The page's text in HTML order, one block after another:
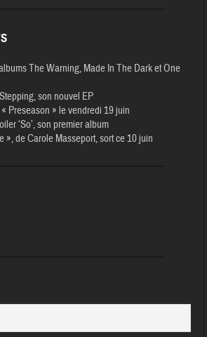
The Warning, Made In The Dark et One
son nouvel EP
Preseason » le vendredi 19 juin
‘So’, son premier album
», de Carole Masseport, sort ce 10 juin